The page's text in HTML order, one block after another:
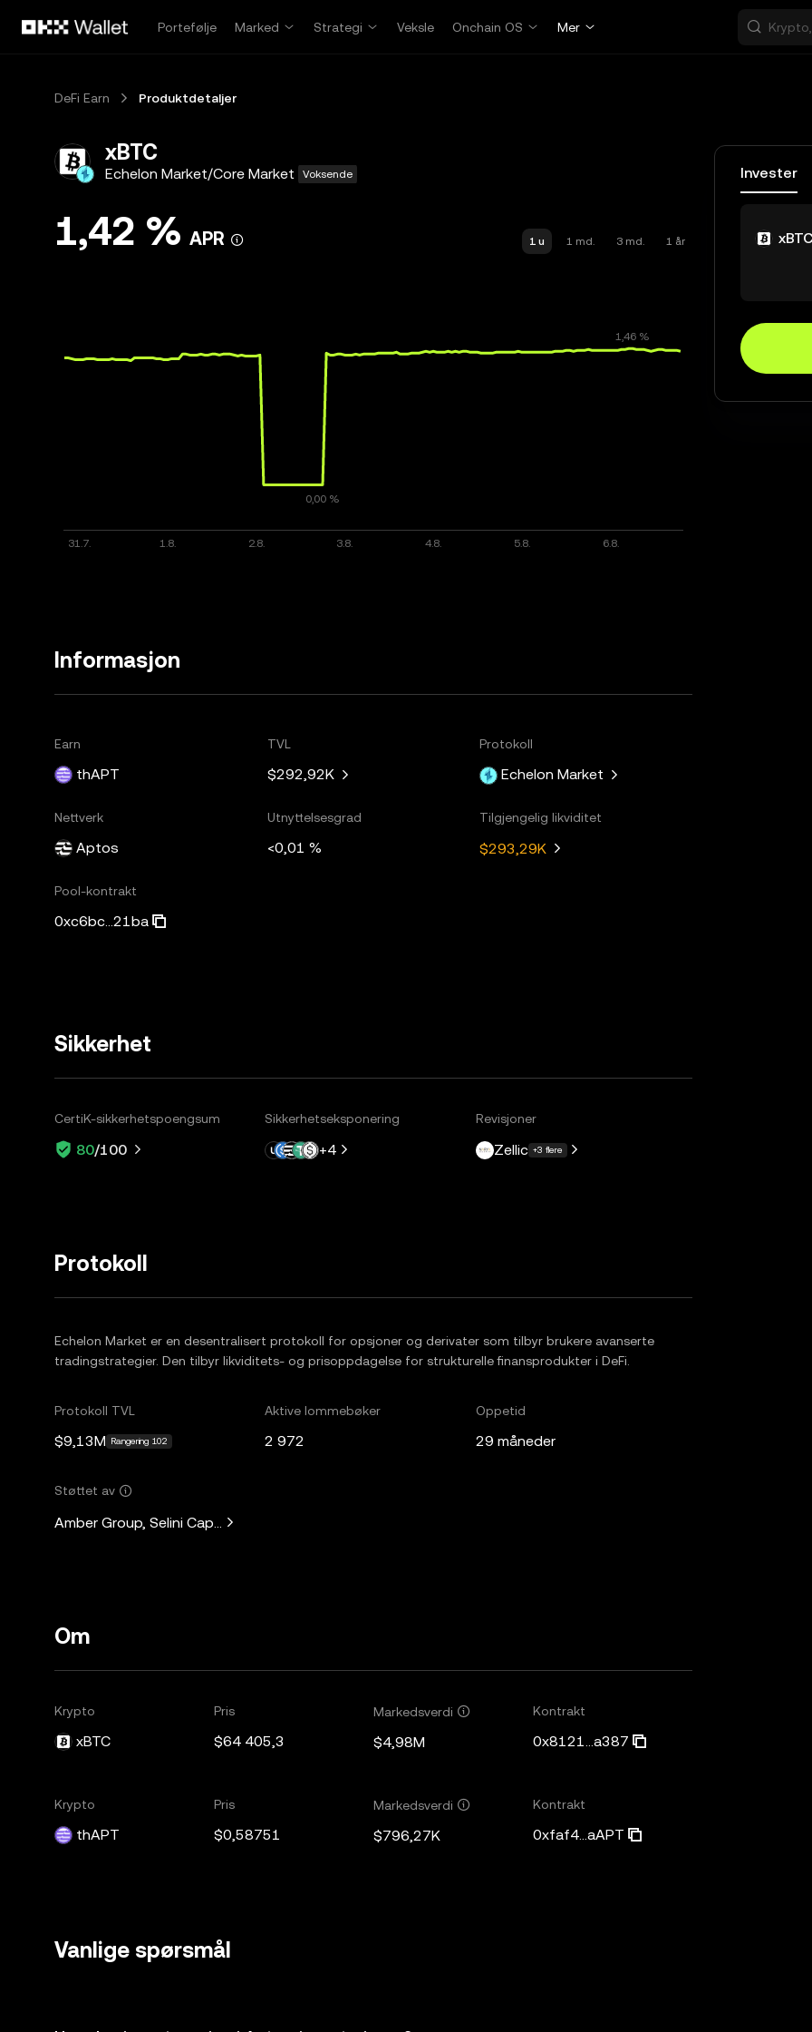
Portefølje
Marked Strategi Veksle Onchain OS Mer
DeFi Earn Produktdetaljer
xBTC
Echelon Market/Core Market Voksende
1,42 % APR 1 u 1 md. 3 md. 1 år
Informasjon
Earn
thAPT
TVL
$292,92K
Protokoll
Echelon Market
Nettverk
Aptos
Utnyttelsesgrad
<0,01 %
Tilgjengelig likviditet
$293,29K
Pool-kontrakt
0xc6bc...21ba
Sikkerhet
CertiK-sikkerhetspoengsum
80/100
Sikkerhetseksponering
+4
Revisjoner
Zellic +3 flere
Protokoll
Echelon Market er en desentralisert protokoll for opsjoner og derivater som tilbyr brukere avanserte
tradingstrategier. Den tilbyr likviditets- og prisoppdagelse for strukturelle finansprodukter i DeFi.
Protokoll TVL
$9,13M Rangering 102
Aktive lommebøker
2 972
Oppetid
29 måneder
Støttet av
Amber Group, Selini Capital, DCF GOD, Web3Port, Laser Digital, Cypher Capital Group, 280 Capital, Interop,
Om
Krypto
xBTC
Pris
$64 405,3
Markedsverdi
$4,98M
Kontrakt
0x8121...a387
Krypto
thAPT
Pris
$0,58751
Markedsverdi
$796,27K
Kontrakt
0xfaf4...aAPT
Vanlige spørsmål
Invester
xBTC